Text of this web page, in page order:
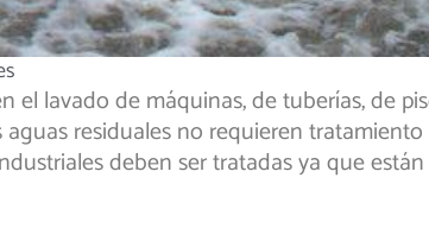
lavado de máquinas, de tuberías, de
residuales no requieren
deben ser tratadas ya que están